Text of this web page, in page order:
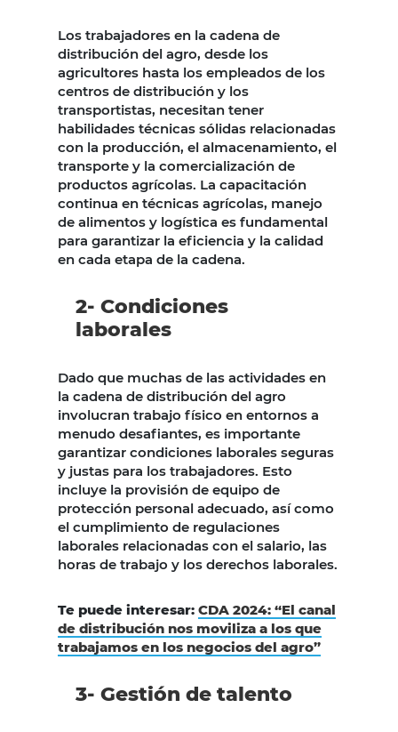
Los trabajadores en la cadena de
distribución del agro, desde los
agricultores hasta los empleados de los
centros de distribución y los
transportistas, necesitan tener
habilidades técnicas sólidas relacionadas
con la producción, el almacenamiento, el
transporte y la comercialización de
productos agrícolas. La capacitación
continua en técnicas agrícolas, manejo
de alimentos y logística es fundamental
para garantizar la eficiencia y la calidad
en cada etapa de la cadena.
2- Condiciones
laborales
Dado que muchas de las actividades en
la cadena de distribución del agro
involucran trabajo físico en entornos a
menudo desafiantes, es importante
garantizar condiciones laborales seguras
y justas para los trabajadores. Esto
incluye la provisión de equipo de
protección personal adecuado, así como
el cumplimiento de regulaciones
laborales relacionadas con el salario, las
horas de trabajo y los derechos laborales.
Te puede interesar: CDA 2024: “El canal
de distribución nos moviliza a los que
trabajamos en los negocios del agro”
3- Gestión de talento